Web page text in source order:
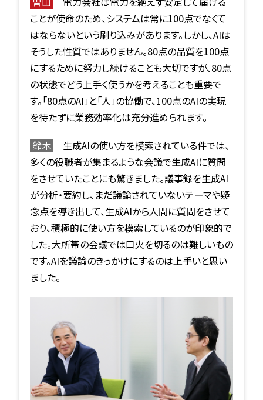
ことが使命のため、システムは常に100点でなくて
はならないという刷り込みがあります。しかし、AIは
そうした性質ではありません。80点の品質を100点
にするために努力し続けることも大切ですが、80点
の状態でどう上手く使うかを考えることも重要で
す。「80点のAI」と「人」の協働で、100点のAIの実現
を待たずに業務効率化は充分進められます。
鈴木
生成AIの使い方を模索されている件では、
多くの役職者が集まるような会議で生成AIに質問
をさせていたことにも驚きました。議事録を生成AI
が分析・要約し、まだ議論されていないテーマや疑
念点を導き出して、生成AIから人間に質問をさせて
おり、積極的に使い方を模索しているのが印象的で
した。大所帯の会議では口火を切るのは難しいもの
です。AIを議論のきっかけにするのは上手いと思い
ました。